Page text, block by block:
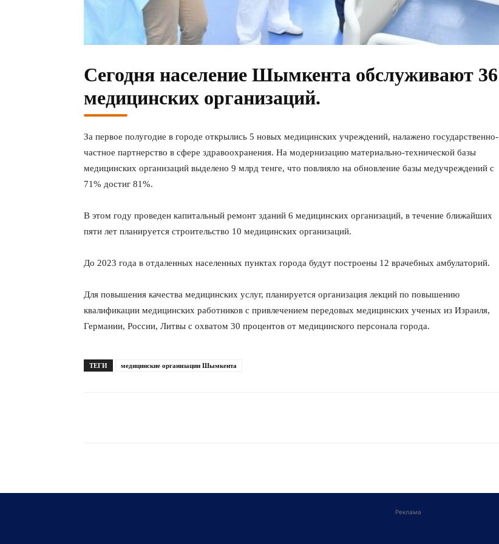
Сегодня население Шымкента обслуживают 36
медицинских организаций.
За первое полугодие в городе открылись 5 новых медицинских учреждений, налажено государственно-
частное партнерство в сфере здравоохранения. На модернизацию материально-технической базы
медицинских организаций выделено 9 млрд тенге, что повлияло на обновление базы медучреждений с
71% достиг 81%.
В этом году проведен капитальный ремонт зданий 6 медицинских организаций, в течение ближайших
пяти лет планируется строительство 10 медицинских организаций.
До 2023 года в отдаленных населенных пунктах города будут построены 12 врачебных амбулаторий.
Для повышения качества медицинских услуг, планируется организация лекций по повышению
квалификации медицинских работников с привлечением передовых медицинских ученых из Израиля,
Германии, России, Литвы с охватом 30 процентов от медицинского персонала города.
ТЕГИ медицинские организации Шымкента
Реклама